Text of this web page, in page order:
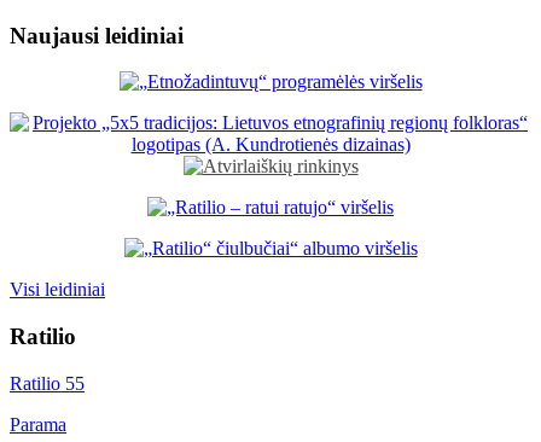
Naujausi leidiniai
Visi leidiniai
Ratilio
Ratilio 55
Parama